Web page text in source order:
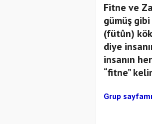
Fitne ve
gümüş
(fütûn)
diye
insanın
“fitne”
Grup